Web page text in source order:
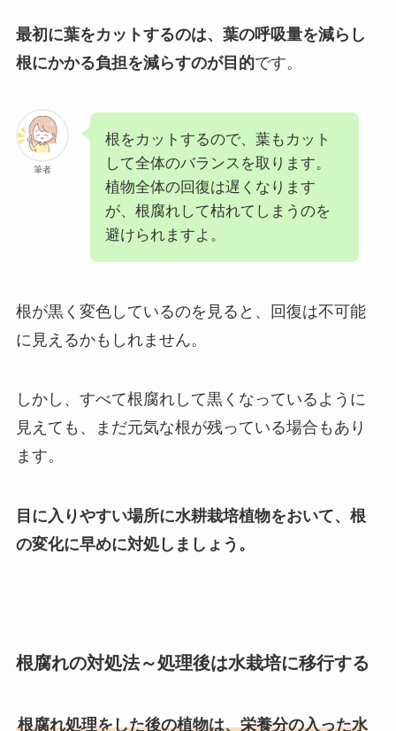
最初に葉をカットするのは、葉の呼吸量を減らし
根にかかる負担を減らすのが目的です。
筆者
根をカットするので、葉もカット
して全体のバランスを取ります。
植物全体の回復は遅くなります
が、根腐れして枯れてしまうのを
避けられますよ。
根が黒く変色しているのを見ると、回復は不可能
に見えるかもしれません。
しかし、すべて根腐れして黒くなっているように
見えても、まだ元気な根が残っている場合もあり
ます。
目に入りやすい場所に水耕栽培植物をおいて、根
の変化に早めに対処しましょう。
根腐れの対処法～処理後は水栽培に移行する
根腐れ処理をした後の植物は、栄養分の入った水